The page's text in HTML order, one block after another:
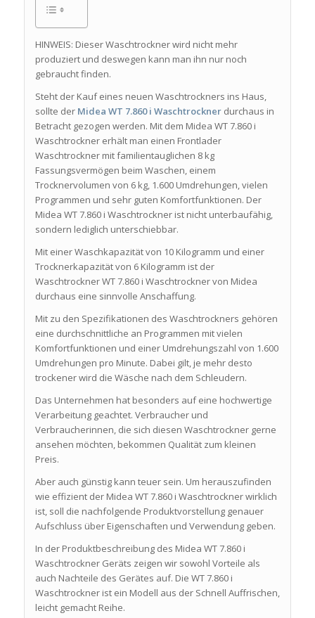
HINWEIS: Dieser Waschtrockner wird nicht mehr
produziert und deswegen kann man ihn nur noch
gebraucht finden.
Steht der Kauf eines neuen Waschtrockners ins Haus,
sollte der Midea WT 7.860 i Waschtrocknerdurchaus in
Betracht gezogen werden. Mit dem Midea WT 7.860 i
Waschtrockner erhält man einen Frontlader
Waschtrockner mit familientauglichen 8 kg
Fassungsvermögen beim Waschen, einem
Trocknervolumen von 6 kg, 1.600 Umdrehungen, vielen
Programmen und sehr guten Komfortfunktionen. Der
Midea WT 7.860 i Waschtrockner ist nicht unterbaufähig,
sondern lediglich unterschiebbar.
Mit einer Waschkapazität von 10 Kilogramm und einer
Trocknerkapazität von 6 Kilogramm ist der
Waschtrockner WT 7.860 i Waschtrockner von Midea
durchaus eine sinnvolle Anschaffung.
Mit zu den Spezifikationen des Waschtrockners gehören
eine durchschnittliche an Programmen mit vielen
Komfortfunktionen und einer Umdrehungszahl von 1.600
Umdrehungen pro Minute. Dabei gilt, je mehr desto
trockener wird die Wäsche nach dem Schleudern.
Das Unternehmen hat besonders auf eine hochwertige
Verarbeitung geachtet. Verbraucher und
Verbraucherinnen, die sich diesen Waschtrockner gerne
ansehen möchten, bekommen Qualität zum kleinen
Preis.
Aber auch günstig kann teuer sein. Um herauszufinden
wie effizient der Midea WT 7.860 i Waschtrockner wirklich
ist, soll die nachfolgende Produktvorstellung genauer
Aufschluss über Eigenschaften und Verwendung geben.
In der Produktbeschreibung des Midea WT 7.860 i
Waschtrockner Geräts zeigen wir sowohl Vorteile als
auch Nachteile des Gerätes auf. Die WT 7.860 i
Waschtrockner ist ein Modell aus der Schnell Auffrischen,
leicht gemacht Reihe.